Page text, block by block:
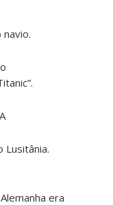
Lusitânia.
era